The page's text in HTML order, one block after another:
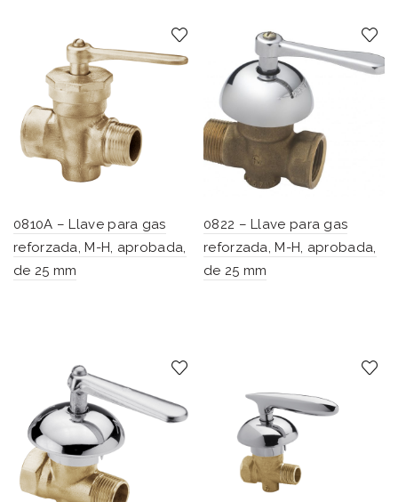
0810A – Llave para gas
reforzada, M-H, aprobada,
de 25 mm
0822 – Llave para gas
reforzada, M-H, aprobada,
de 25 mm